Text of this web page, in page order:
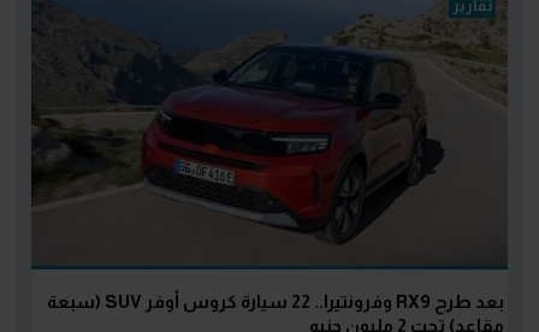
تقارير
بعد طرح RX9 وفرونتيرا.. 22 سيارة كروس أوفر SUV (سبعة
مقاعد) تحت 2 مليون جنيه